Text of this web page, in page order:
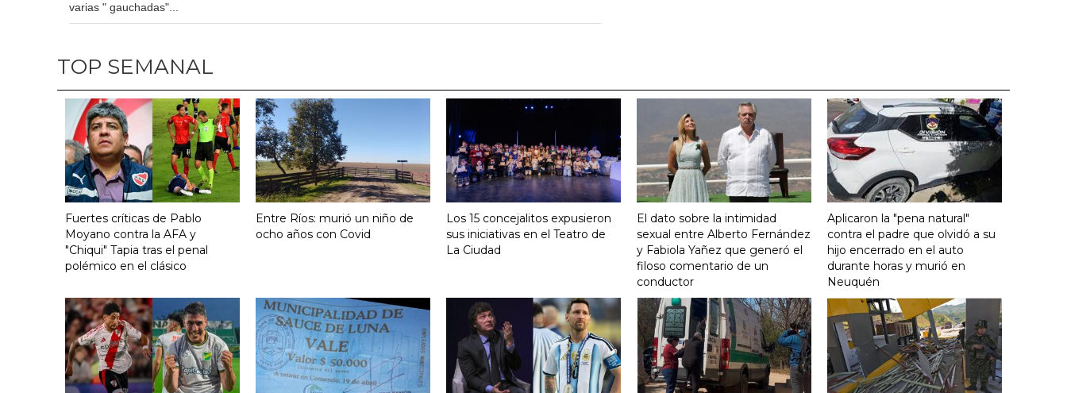
varias " gauchadas"...
TOP SEMANAL
Fuertes críticas de Pablo
Moyano contra la AFA y
"Chiqui" Tapia tras el penal
polémico en el clásico
Entre Ríos: murió un niño de
ocho años con Covid
Los 15 concejalitos expusieron
sus iniciativas en el Teatro de
La Ciudad
El dato sobre la intimidad
sexual entre Alberto Fernández
y Fabiola Yañez que generó el
filoso comentario de un
conductor
Aplicaron la "pena natural"
contra el padre que olvidó a su
hijo encerrado en el auto
durante horas y murió en
Neuquén